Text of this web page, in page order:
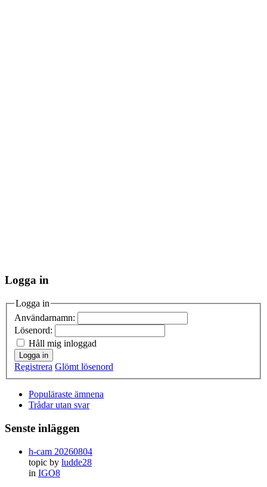
Logga in
Logga in
Användarnamn:
Lösenord:
Håll mig inloggad
Logga in
Registrera Glömt lösenord
Populäraste ämnena
Trådar utan svar
Senste inläggen
h-cam 20260804
topic by ludde28
in IGO8